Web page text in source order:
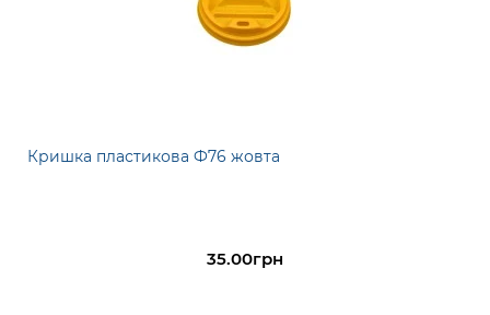
Кришка пластикова Ф76 жовта
35.00грн